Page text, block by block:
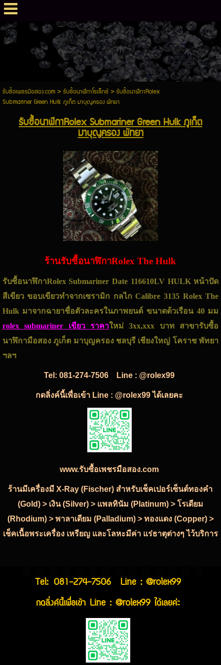
รับซื้อเพชรมือสอง.com> รับซื้อนาฬิกาโรเล็กซ์> รับซื้อนาฬิกาRolex
Submariner Green Hulk ภูเก็ต มาบุญครอง พัทยา
รับซื้อนาฬิกาRolex Submariner Green Hulk ภูเก็ต
มาบุญครอง พัทยา
ร้านรับซื้อนาฬิกาRolex The Hulk
รับซื้อนาฬิกาRolex Submariner Date 116610LV HULK หน้าปัด
สีเขียว ขอบเขียวทำจากเซรามิก กลไก Calibre 3135 Rolex The
Hulk มาจากฉายาชื่อตัวละครในภาพยนต์ ขนาดต้วเรือน 40 มม
rolex submariner เขียว ราคาใหม่ 3xx,xxx บาท สาขารับซื้อ
นาฬิกามือสอง ภูเก็ต มาบุญครอง ชลบุรี เชียงใหญ่ โคราช พัทยา
ฯลฯ
Tel:081-274-7506 Line : @rolex99
กดลิ่งค์นี้เพื่อเข้า Line : @rolex99 ได้เลยคะ
www.รับซื้อเพชรมือสอง.com
ร้านมีเครื่องมี X-Ray (Fischer) สำหรับเช็คเปอร์เซ็นต์ทองคำ
(Gold) > เงิน (Silver) > แพลทินัม (Platinum) > โรเดียม
(Rhodium) > พาลาเดียม (Palladium) > ทองแดง (Copper) >
เช็คเนื้อพระเครื่อง เหรียญ และโลหะมีค่า แร่ธาตุต่างๆ ไว้บริการ
Tel: 081-274-7506
Line : @rolex99
กดลิ่งค์นี้เพื่อเข้า Line : @rolex99 ได้เลยค่ะ